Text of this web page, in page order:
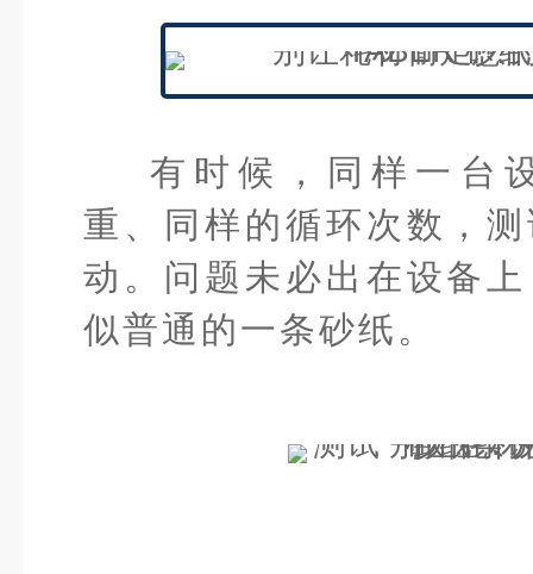
有时候，同样一台
重、同样的循环次数，
动。问题未必出在设备
似普通的一条砂纸。